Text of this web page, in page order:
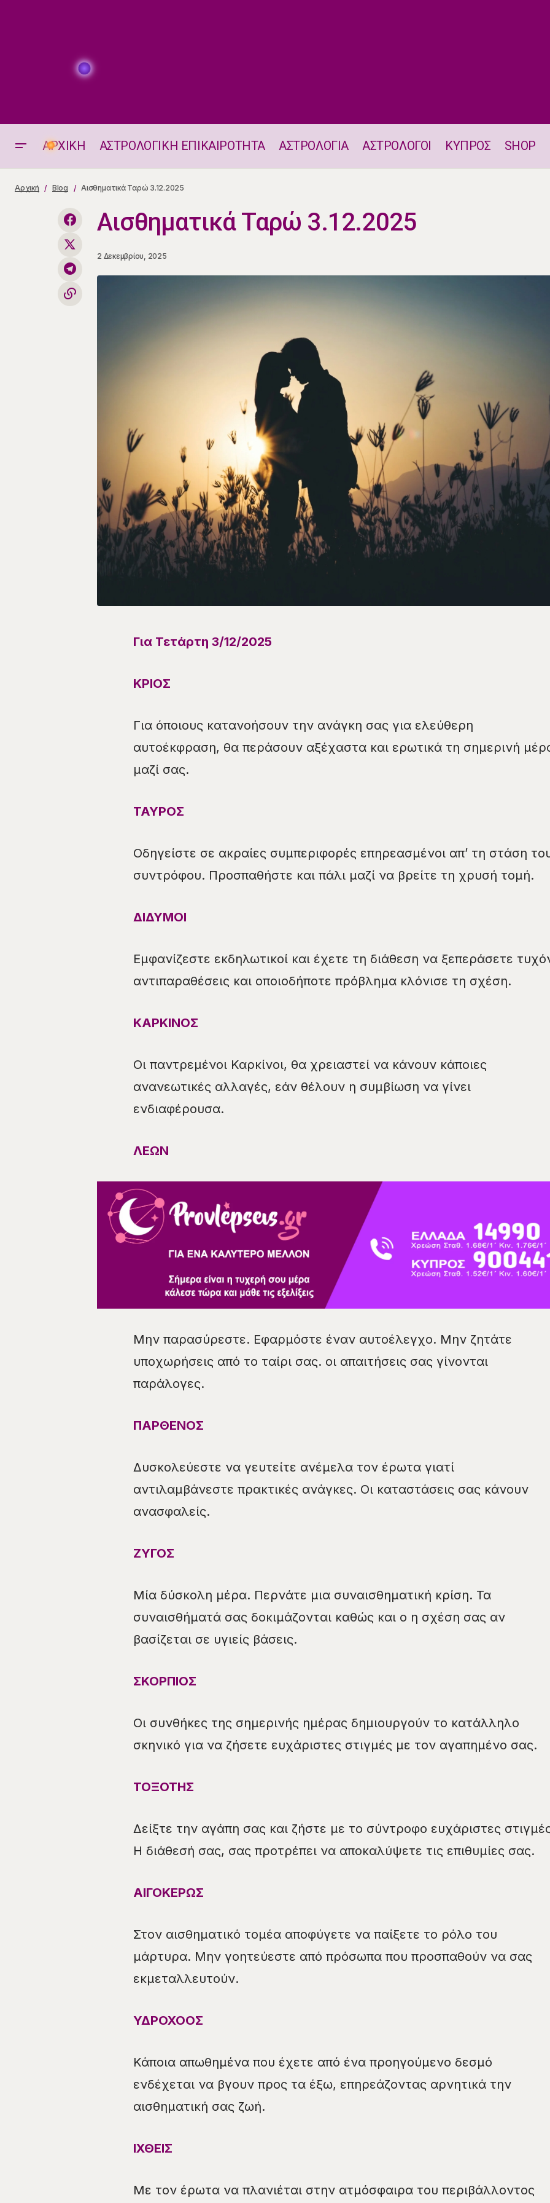
ΑΡΧΙΚΗ ΑΣΤΡΟΛΟΓΙΚΗ ΕΠΙΚΑΙΡΟΤΗΤΑ ΑΣΤΡΟΛΟΓΙΑ ΑΣΤΡΟΛΟΓΟΙ ΚΥΠΡΟΣ SHOP
Η ΘΕΣΗ ΚΑΙ ΟΙ ΗΜΕΡΗΣΙΕΣ ΟΨΕΙΣ
ΤΗΣ ΣΕΛΗΝΗΣ 3.12.2025
Αρχική Blog Αισθηματικά Ταρώ 3.12.2025
Αισθηματικά Ταρώ 3.12.2025
2 Δεκεμβρίου, 2025
Για Τετάρτη 3/12/2025
ΚΡΙΟΣ
Για όποιους κατανοήσουν την ανάγκη σας για ελεύθερη
αυτοέκφραση, θα περάσουν αξέχαστα και ερωτικά τη σημερινή
μαζί σας.
ΤΑΥΡΟΣ
Οδηγείστε σε ακραίες συμπεριφορές επηρεασμένοι απ’ τη στάση
συντρόφου. Προσπαθήστε και πάλι μαζί να βρείτε τη χρυσή τομή.
ΔΙΔΥΜΟΙ
Εμφανίζεστε εκδηλωτικοί και έχετε τη διάθεση να ξεπεράσετε
αντιπαραθέσεις και οποιοδήποτε πρόβλημα κλόνισε τη σχέση.
ΚΑΡΚΙΝΟΣ
Οι παντρεμένοι Καρκίνοι, θα χρειαστεί να κάνουν κάποιες
ανανεωτικές αλλαγές, εάν θέλουν η συμβίωση να γίνει
ενδιαφέρουσα.
ΛΕΩΝ
Μην παρασύρεστε. Εφαρμόστε έναν αυτοέλεγχο. Μην ζητάτε
υποχωρήσεις από το ταίρι σας. οι απαιτήσεις σας γίνονται
παράλογες.
ΠΑΡΘΕΝΟΣ
Δυσκολεύεστε να γευτείτε ανέμελα τον έρωτα γιατί
αντιλαμβάνεστε πρακτικές ανάγκες. Οι καταστάσεις σας κάνουν
ανασφαλείς.
ΖΥΓΟΣ
Μία δύσκολη μέρα. Περνάτε μια συναισθηματική κρίση. Τα
συναισθήματά σας δοκιμάζονται καθώς και ο η σχέση σας αν
βασίζεται σε υγιείς βάσεις.
ΣΚΟΡΠΙΟΣ
Οι συνθήκες της σημερινής ημέρας δημιουργούν το κατάλληλο
σκηνικό για να ζήσετε ευχάριστες στιγμές με τον αγαπημένο σας.
ΤΟΞΟΤΗΣ
Δείξτε την αγάπη σας και ζήστε με το σύντροφο ευχάριστες
Η διάθεσή σας, σας προτρέπει να αποκαλύψετε τις επιθυμίες σας.
ΑΙΓΟΚΕΡΩΣ
Στον αισθηματικό τομέα αποφύγετε να παίξετε το ρόλο του
μάρτυρα. Μην γοητεύεστε από πρόσωπα που προσπαθούν να σας
εκμεταλλευτούν.
ΥΔΡΟΧΟΟΣ
Κάποια απωθημένα που έχετε από ένα προηγούμενο δεσμό
ενδέχεται να βγουν προς τα έξω, επηρεάζοντας αρνητικά την
αισθηματική σας ζωή.
ΙΧΘΕΙΣ
Με τον έρωτα να πλανιέται στην ατμόσφαιρα του περιβάλλοντος